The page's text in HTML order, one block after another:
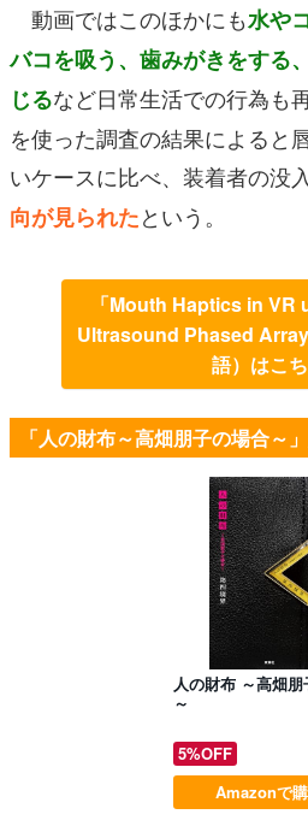
動画ではこのほかにも水や
バコを吸う、歯みがきをする
じるなど日常生活での行為も
を使った調査の結果によると
いケースに比べ、装着者の没
向が見られたという。
「Mouth Haptics in
Ultrasound Phased
語）はこ
「人の財布～高畑朋子の場合～
人の財布 ～高畑
～
5%OFF
Amazonで